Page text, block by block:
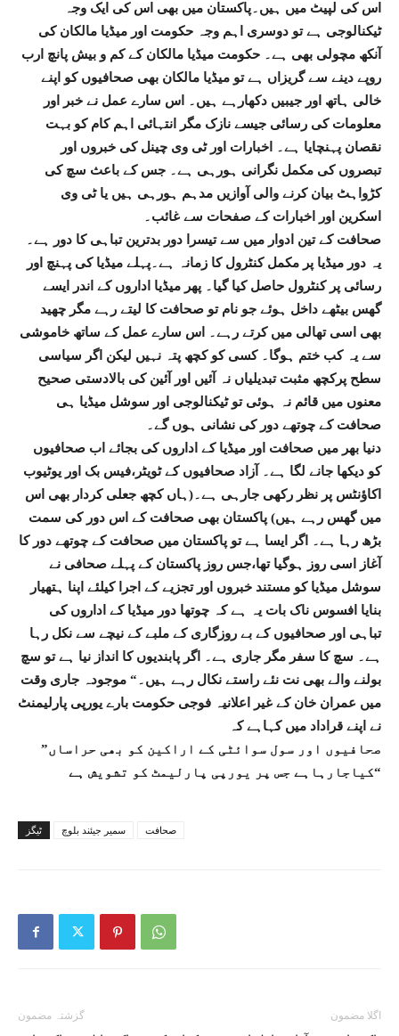
اس کی لپیٹ میں ہیں۔پاکستان میں بھی اس کی ایک وجہ
ٹیکنالوجی ہے تو دوسری اہم وجہ حکومت اور میڈیا مالکان کی
آنکھ مچولی بھی ہے۔ حکومت میڈیا مالکان کے کم و بیش پانچ ارب
روپے دینے سے گریزاں ہے تو میڈیا مالکان بھی صحافیوں کو اپنے
خالی ہاتھ اور جیبیں دکھارہے ہیں۔ اس سارے عمل نے خبر اور
معلومات کی رسائی جیسے نازک مگر انتہائی اہم کام کو بہت
نقصان پہنچایا ہے۔ اخبارات اور ٹی وی چینل کی خبروں اور
تبصروں کی مکمل نگرانی ہورہی ہے۔ جس کے باعث سچ کی
کڑواہٹ بیان کرنے والی آوازیں مدہم ہورہی ہیں یا ٹی وی
اسکرین اور اخبارات کے صفحات سے غائب۔
صحافت کے تین ادوار میں سے تیسرا دور بدترین تباہی کا دور ہے۔
یہ دور میڈیا پر مکمل کنٹرول کا زمانہ ہے۔پہلے میڈیا کی پہنچ اور
رسائی پر کنٹرول حاصل کیا گیا۔ پھر میڈیا اداروں کے اندر ایسے
گھس بیٹھے داخل ہوئے جو نام تو صحافت کا لیتے رہے مگر چھید
بھی اسی تھالی میں کرتے رہے۔ اس سارے عمل کے ساتھ خاموشی
سے یہ کب ختم ہوگا۔ کسی کو کچھ پتہ نہیں لیکن اگر سیاسی
سطح پرکچھ مثبت تبدیلیاں نہ آئیں اور آئین کی بالادستی صحیح
معنوں میں قائم نہ ہوئی تو ٹیکنالوجی اور سوشل میڈیا ہی
صحافت کے چوتھے دور کی نشانی ہوں گے۔
دنیا بھر میں صحافت اور میڈیا کے اداروں کی بجائے اب صحافیوں
کو دیکھا جانے لگا ہے۔ آزاد صحافیوں کے ٹویٹر،فیس بک اور یوٹیوب
اکاؤنٹس پر نظر رکھی جارہی ہے۔(ہاں کچھ جعلی کردار بھی اس
میں گھس رہے ہیں) پاکستان بھی صحافت کے اس دور کی سمت
بڑھ رہا ہے۔ اگر ایسا ہے تو پاکستان میں صحافت کے چوتھے دور کا
آغاز اسی روز ہوگیا تھا،جس روز پاکستان کے پہلے صحافی نے
سوشل میڈیا کو مستند خبروں اور تجزیے کے اجرا کیلئے اپنا ہتھیار
بنایا افسوس ناک بات یہ ہے کہ چوتھا دور میڈیا کے اداروں کی
تباہی اور صحافیوں کے بے روزگاری کے ملبے کے نیچے سے نکل رہا
ہے۔ سچ کا سفر مگر جاری ہے۔ اگر پابندیوں کا انداز نیا ہے تو سچ
بولنے والے بھی نت نئے راستے نکال رہے ہیں۔“ موجودہ جاری وقت
میں عمران خان کے غیر اعلانیہ فوجی حکومت بارے یورپی پارلیمنٹ
نے اپنے قراداد میں کہاہے کہ
”صحافیوں اور سول سوائٹی کے اراکین کو بھی حراساں
کیاجارہاہے جس پر یورپی پارلیمٹ کو تشویش ہے“
ٹیگز سمیر جیئند بلوچ صحافت
گزشتہ مضمون اگلا مضمون